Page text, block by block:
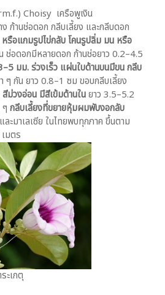
Choisy เครือพูเงิน
ก้านช่อดอก กลีบเลี้ยง และกลีบดอก
รือแกมรูปไข่กลับโคนรูปลิ่ม มน หรือ
ช่อดอกมีหลายดอก ก้านช่อยาว 0.2–4.5
มม. ร่วงเร็ว แผ่นใบด้านบนมีขน กลีบ
ๆ กัน ยาว 0.8–1 ซม ขอบกลีบเลี้ยง
ม่วงอ่อน มีสีเข้มด้านในยาว 3.5–5.2
กลีบเลี้ยงที่ขยายหุ้มผมพับงอกลับ
มาเลเซีย ในไทยพบทุกภาค ขึ้นตาม
มตร
ะเกตุ